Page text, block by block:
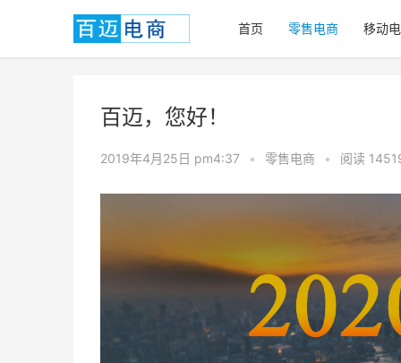
首页 零售电商 移动
百迈，您好！
2019年4月25日 pm4:37 • 零售电商 • 阅读